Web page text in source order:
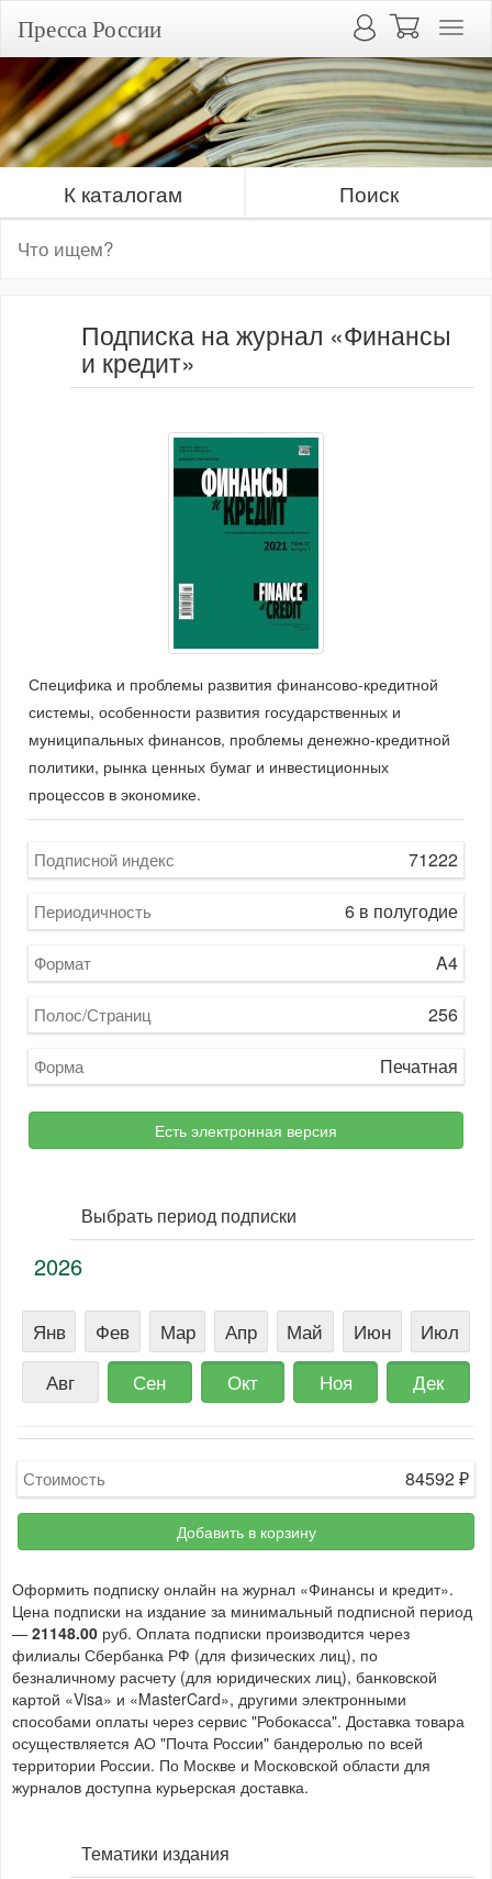
Пресса России
К каталогам Поиск
Подписка на журнал «Финансы
и кредит»
Специфика и проблемы развития финансово-кредитной
системы, особенности развития государственных и
муниципальных финансов, проблемы денежно-кредитной
политики, рынка ценных бумаг и инвестиционных
процессов в экономике.
Подписной индекс 71222
Периодичность 6 в полугодие
Формат A4
Полос/Страниц 256
Форма Печатная
Есть электронная версия
Выбрать период подписки
2026
Янв Фев Мар Апр Май Июн
Июл
Авг
Сен Окт Ноя Дек
Стоимость 84592₽
Добавить в корзину
Оформить подписку онлайн на журнал «Финансы и кредит».
Цена подписки на издание за минимальный подписной период
— 21148.00 руб. Оплата подписки производится через
филиалы Сбербанка РФ (для физических лиц), по
безналичному расчету (для юридических лиц), банковской
картой «Visa» и «MasterCard», другими электронными
способами оплаты через сервис "Робокасса". Доставка товара
осуществляется АО "Почта России" бандеролью по всей
территории России. По Москве и Московской области для
журналов доступна курьерская доставка.
Тематики издания